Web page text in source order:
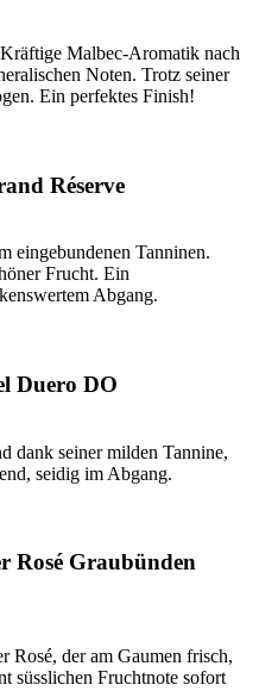
Malbec-Aromatik nach
Noten. Trotz seiner
Ein perfektes Finish!
Réserve
eingebundenen Tanninen.
Frucht. Ein
Abgang.
Duero DO
dank seiner milden Tannine,
seidig im Abgang.
Rosé Graubünden
Rosé, der am Gaumen frisch,
süsslichen Fruchtnote sofort